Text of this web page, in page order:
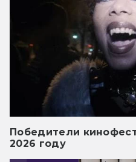
Победители
2026 году